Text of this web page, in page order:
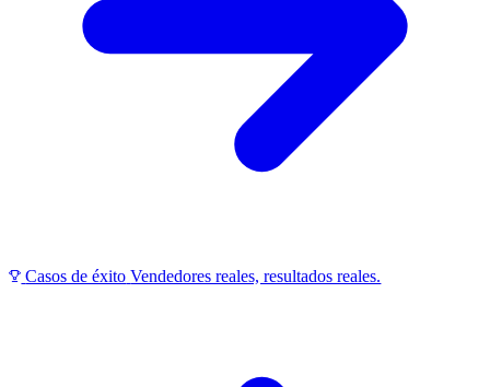
Casos de éxito Vendedores reales, resultados reales.